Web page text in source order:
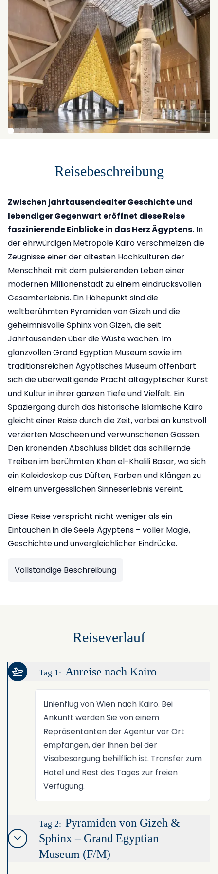
Reisebeschreibung
Zwischen jahrtausendealter Geschichte und
lebendiger Gegenwart eröffnet diese Reise
faszinierende Einblicke in das Herz Ägyptens. In
der ehrwürdigen Metropole Kairo verschmelzen die
Zeugnisse einer der ältesten Hochkulturen der
Menschheit mit dem pulsierenden Leben einer
modernen Millionenstadt zu einem eindrucksvollen
Gesamterlebnis. Ein Höhepunkt sind die
weltberühmten Pyramiden von Gizeh und die
geheimnisvolle Sphinx von Gizeh, die seit
Jahrtausenden über die Wüste wachen. Im
glanzvollen Grand Egyptian Museum sowie im
traditionsreichen Ägyptisches Museum offenbart
sich die überwältigende Pracht altägyptischer Kunst
und Kultur in ihrer ganzen Tiefe und Vielfalt. Ein
Spaziergang durch das historische Islamische Kairo
gleicht einer Reise durch die Zeit, vorbei an kunstvoll
verzierten Moscheen und verwunschenen Gassen.
Den krönenden Abschluss bildet das schillernde
Treiben im berühmten Khan el-Khalili Basar, wo sich
ein Kaleidoskop aus Düften, Farben und Klängen zu
einem unvergesslichen Sinneserlebnis vereint.
Diese Reise verspricht nicht weniger als ein
Eintauchen in die Seele Ägyptens – voller Magie,
Geschichte und unvergleichlicher Eindrücke.
Vollständige Beschreibung
Reiseverlauf
Tag 1: Anreise nach Kairo
Linienflug von Wien nach Kairo. Bei
Ankunft werden Sie von einem
Repräsentanten der Agentur vor Ort
empfangen, der Ihnen bei der
Visabesorgung behilflich ist. Transfer zum
Hotel und Rest des Tages zur freien
Verfügung.
Tag 2: Pyramiden von Gizeh &
Sphinx – Grand Egyptian
Museum (F/M)